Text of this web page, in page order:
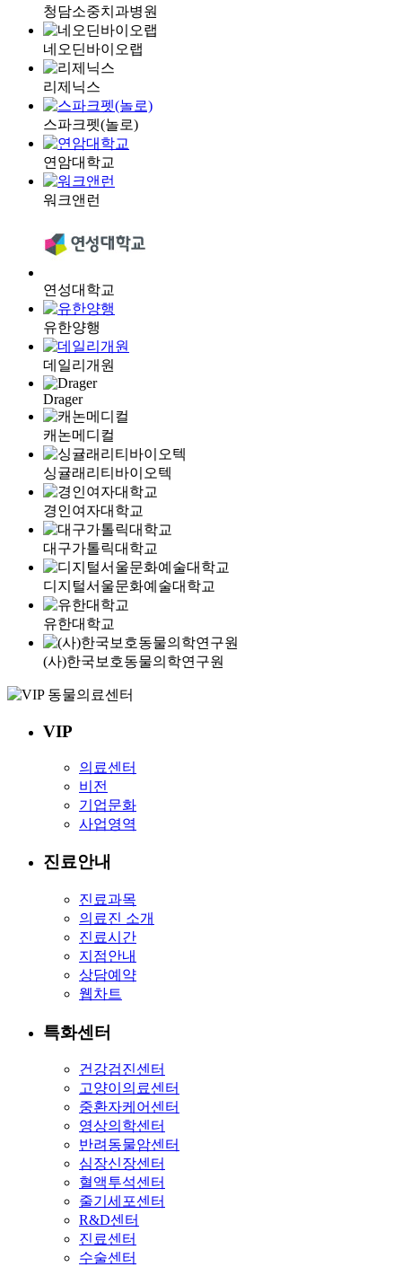
청담소중치과병원
네오딘바이오랩
리제닉스
스파크펫(놀로)
연암대학교
워크앤런
연성대학교
유한양행
데일리개원
Drager
캐논메디컬
싱귤래리티바이오텍
경인여자대학교
대구가톨릭대학교
디지털서울문화예술대학교
유한대학교
(사)한국보호동물의학연구원
VIP
의료센터
비전
기업문화
사업영역
진료안내
진료과목
의료진 소개
진료시간
지점안내
상담예약
웹차트
특화센터
건강검진센터
고양이의료센터
중환자케어센터
영상의학센터
반려동물암센터
심장신장센터
혈액투석센터
줄기세포센터
R&D센터
진료센터
수술센터